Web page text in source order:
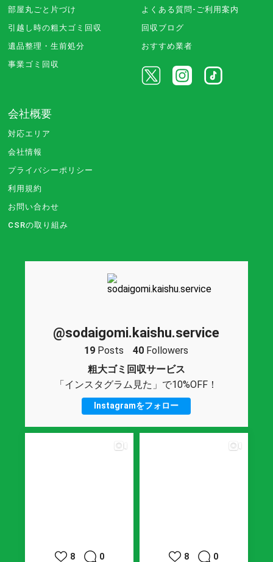
部屋丸ごと片づけ
引越し時の粗大ゴミ回収
遺品整理・生前処分
事業ゴミ回収
よくある質問-ご利用案内
回収ブログ
おすすめ業者
会社概要
対応エリア
会社情報
プライバシーポリシー
利用規約
お問い合わせ
CSRの取り組み
@sodaigomi.kaishu.service
19 Posts 40 Followers
粗大ゴミ回収サービス
「インスタグラム見た」で10%OFF！
Instagramをフォロー
8 0 8 0